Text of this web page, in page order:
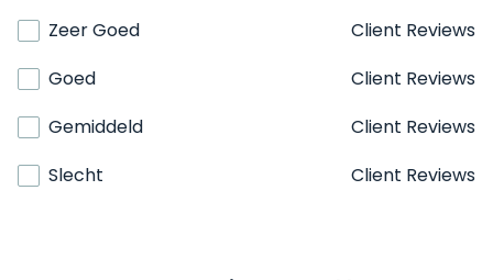
Zeer Goed
Client Reviews
Goed
Client Reviews
Gemiddeld
Client Reviews
Slecht
Client Reviews